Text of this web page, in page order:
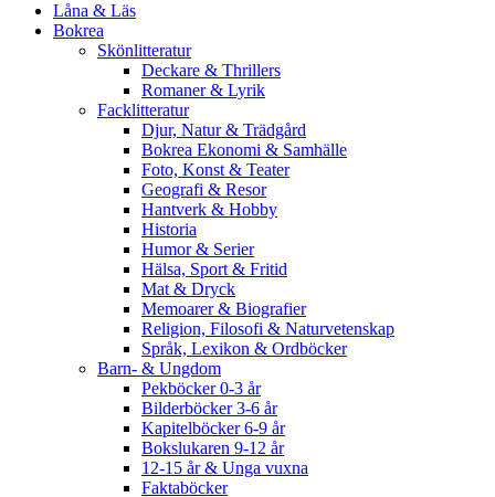
Låna & Läs
Bokrea
Skönlitteratur
Deckare & Thrillers
Romaner & Lyrik
Facklitteratur
Djur, Natur & Trädgård
Bokrea Ekonomi & Samhälle
Foto, Konst & Teater
Geografi & Resor
Hantverk & Hobby
Historia
Humor & Serier
Hälsa, Sport & Fritid
Mat & Dryck
Memoarer & Biografier
Religion, Filosofi & Naturvetenskap
Språk, Lexikon & Ordböcker
Barn- & Ungdom
Pekböcker 0-3 år
Bilderböcker 3-6 år
Kapitelböcker 6-9 år
Bokslukaren 9-12 år
12-15 år & Unga vuxna
Faktaböcker